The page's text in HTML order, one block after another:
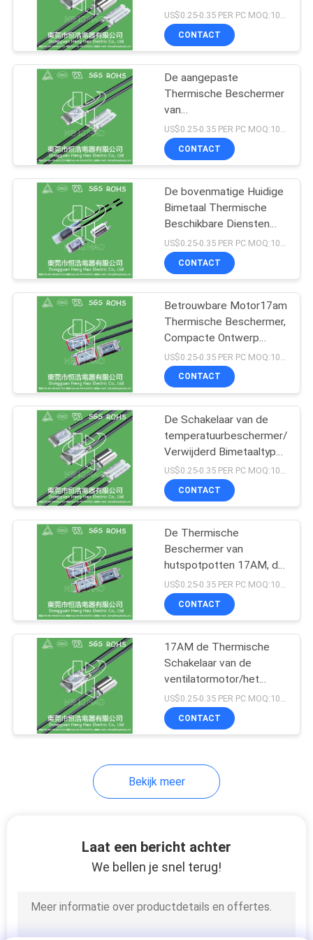
POLICY
ksd thermische
schakelaar
29
NTC-de Sensor van
de
Thermistortemperatuur
162
17AM thermische
beschermer
91
thermische
scheidingsschakelaar
De thermische
schakelaar van de
Beschermerzekering van
17AMH
US$0.25-0.35 PER PC MOQ:1000pcs
CONTACT
De aangepaste
Thermische Beschermer
van
17AM/
voor Ventilatormotor
CONTACT
De bovenmatige Huidige
Bimetaal Thermische
Beschikbare Diensten
van de
Beschermerdouane
CONTACT
Betrouwbare Motor17am
Thermische Beschermer,
Compacte Ontwerp
Thermische Verwijderde
Schakelaar
CONTACT
De Schakelaar van de
temperatuurbeschermer/
Verwijderd Bimetaaltype
voor Batterijenpak
US$0.25-0.35 PER PC MOQ:1000pcs
CONTACT
De Thermische
Beschermer van
hutspotpotten 17AM, de
Elektrische Thermische
Zekering van het
Rijstkooktoestel
US$0.25-0.35 PER PC MOQ:1000pcs
CONTACT
17AM de Thermische
Schakelaar van de
ventilatormotor/het
Thermische Type van
Beschermer Snelle Actie
CONTACT
Bekijk meer
Laat een bericht achter
We bellen je snel terug!